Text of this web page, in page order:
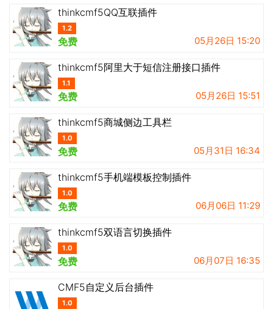
thinkcmf5QQ互联插件
1.2
免费 05月26日 15:20
thinkcmf5阿里大于短信注册接口插件
1.1
免费 05月26日 15:51
thinkcmf5商城侧边工具栏
1.0
免费 05月31日 16:34
thinkcmf5手机端模板控制插件
1.0
免费 06月06日 11:29
thinkcmf5双语言切换插件
1.0
免费 06月07日 16:35
CMF5自定义后台插件
1.0